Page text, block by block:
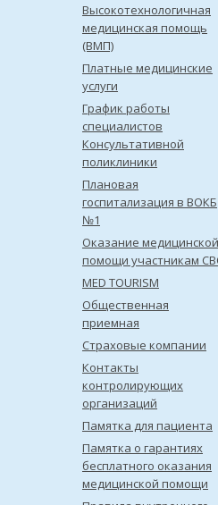
Высокотехнологичная
медицинская помощь
(ВМП)
Платные медицинские
услуги
График работы
специалистов
Консультативной
поликлиники
Плановая
госпитализация в ВОКБ
№1
Оказание медицинской
помощи участникам
MED TOURISM
Общественная
приемная
Страховые компании
Контакты
контролирующих
организаций
Памятка для пациента
Памятка о гарантиях
бесплатного оказания
медицинской помощи